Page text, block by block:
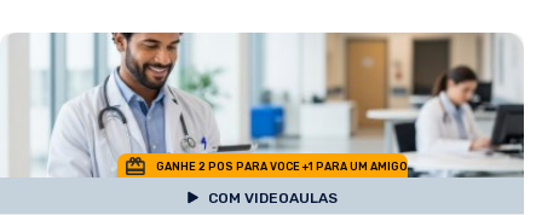
GANHE 2 POS PARA VOCE +1 PARA UM AMIGO
COM VIDEOAULAS